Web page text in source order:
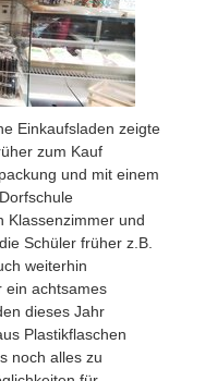
Einkaufsladen zeigte
zum Kauf
und mit einem
Klassenzimmer und
Schüler früher z.B.
weiterhin
ein achtsames
dieses Jahr
Plastikflaschen
noch alles zu